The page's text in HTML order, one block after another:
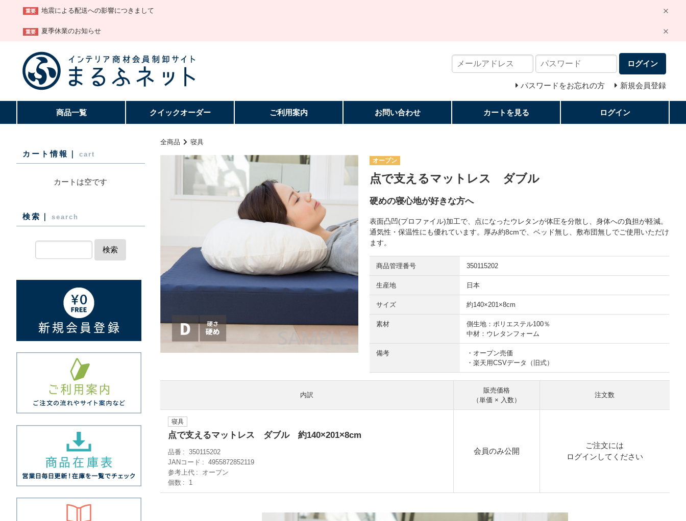
重要 地震による配送への影響につきまして
重要 夏季休業のお知らせ
ログイン
パスワードをお忘れの方 新規会員登録
商品一覧 クイックオーダー ご利用案内 お問い合わせ カートを見る ログイン
全商品 寝具
オープン
点で支えるマットレス ダブル
硬めの寝心地が好きな方へ
表面凸凹(プロファイル)加工で、点になったウレタンが体圧を分散し、身体への負担が軽減。
通気性・保温性にも優れています。厚み約8cmで、ベッド無し、敷布団無しでご使用いただけ
ます。
商品管理番号 350115202
生産地 日本
サイズ 約140×201×8cm
素材
側生地：ポリエステル100％
中材：ウレタンフォーム
備考
・オープン売価
・楽天用CSVデータ（旧式）
内訳
販売価格
（単価 × 入数）
注文数
寝具
点で支えるマットレス ダブル 約140×201×8cm
品番
350115202
JANコード
4955872852119
参考上代
オープン
個数
1
会員のみ公開
ご注文には
ログイン してください
カート情報｜ cart
カートは空です
検索｜ search
検索